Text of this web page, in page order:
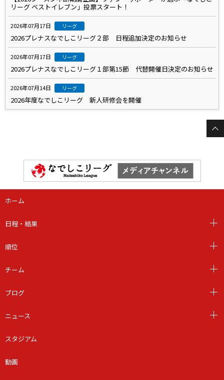
リーグ ベストイレブン」投票スタート！
2026年07月17日 リーグ
2026プレナスなでしこリーグ２部 日程追加決定のお知らせ
2026年07月17日 リーグ
2026プレナスなでしこリーグ１部第15節 代替開催日決定のお知らせ
2026年07月14日 リーグ
2026年度なでしこリーグ 新人研修会を開催
ホーム
日程・結果
順位
チーム
ブログ
ニュース
スタジアム
動画